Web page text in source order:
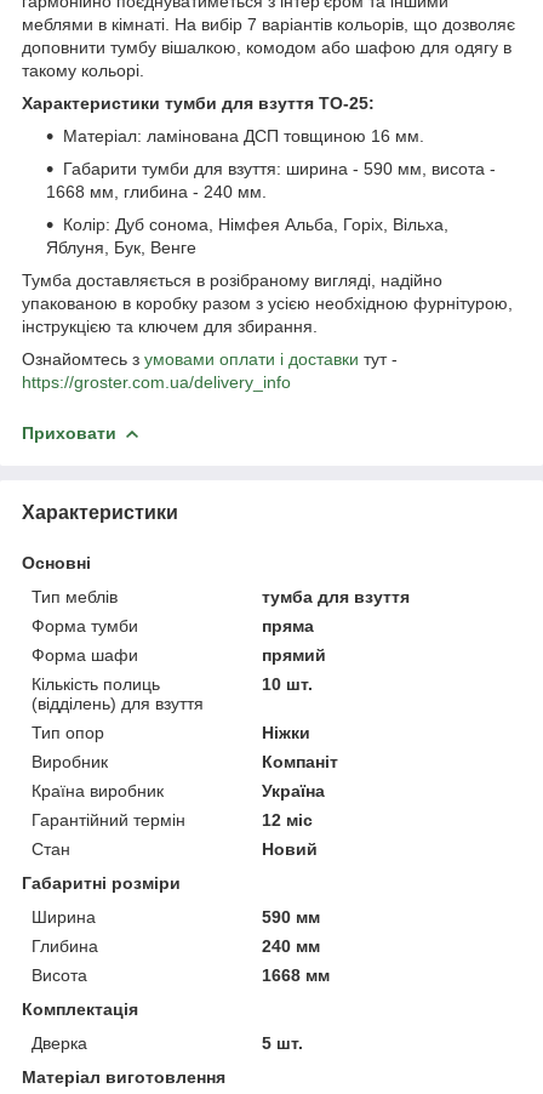
меблями в кімнаті. На вибір 7 варіантів кольорів, що дозволяє
доповнити тумбу вішалкою, комодом або шафою для одягу в
такому кольорі.
Характеристики тумби для взуття ТО-25:
Матеріал: ламінована ДСП товщиною 16 мм.
Габарити тумби для взуття: ширина - 590 мм, висота -
1668 мм, глибина - 240 мм.
Колір: Дуб сонома, Німфея Альба, Горіх, Вільха,
Яблуня, Бук, Венге
Тумба доставляється в розібраному вигляді, надійно
упакованою в коробку разом з усією необхідною фурнітурою,
інструкцією та ключем для збирання.
Ознайомтесь з умовами оплати і доставки тут -
https://groster.com.ua/delivery_info
Приховати
Характеристики
Основні
Тип меблів
тумба для взуття
Форма тумби
пряма
Форма шафи
прямий
Кількість полиць
(відділень) для взуття
10 шт.
Тип опор
Ніжки
Виробник
Компаніт
Країна виробник
Україна
Гарантійний термін
12 міс
Стан
Новий
Габаритні розміри
Ширина
590 мм
Глибина
240 мм
Висота
1668 мм
Комплектація
Дверка
5 шт.
Матеріал виготовлення